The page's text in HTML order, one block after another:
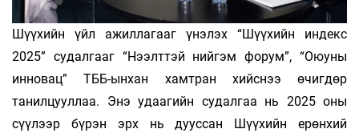
Шүүхийн үйл ажиллагааг үнэлэх “Шүүхийн индекс
2025” судалгааг “Нээлттэй нийгэм форум”, “Оюуны
инновац” ТББ-ынхан хамтран хийснээ өчигдөр
танилцууллаа. Энэ удаагийн судалгаа нь 2025 оны
сүүлээр бүрэн эрх нь дууссан Шүүхийн ерөнхий